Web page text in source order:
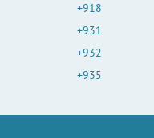
+918
+931
+932
+935